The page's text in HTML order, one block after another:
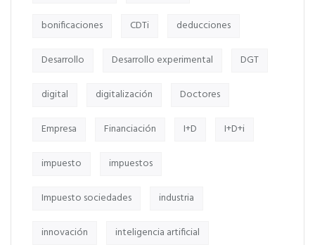
bonificaciones CDTi deducciones
Desarrollo Desarrollo experimental DGT
digital digitalización Doctores
Empresa Financiación I+D I+D+i
impuesto impuestos
Impuesto sociedades industria
innovación inteligencia artificial